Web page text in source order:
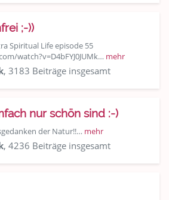
;-))
Spiritual Life episode 55
watch?v=D4bFYJ0JUMk… mehr
, 3183 Beiträge insgesamt
nur schön sind :-)
der Natur!!… mehr
, 4236 Beiträge insgesamt